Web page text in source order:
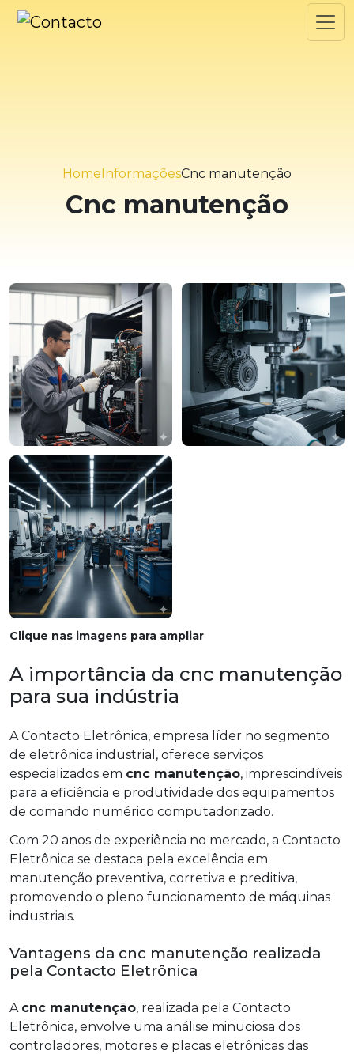
HomeInformaçõesCnc manutenção
Cnc manutenção
Clique nas imagens para ampliar
A importância da cnc manutenção
para sua indústria
A Contacto Eletrônica, empresa líder no segmento
de eletrônica industrial, oferece serviços
especializados em cnc manutenção, imprescindíveis
para a eficiência e produtividade dos equipamentos
de comando numérico computadorizado.
Com 20 anos de experiência no mercado, a Contacto
Eletrônica se destaca pela excelência em
manutenção preventiva, corretiva e preditiva,
promovendo o pleno funcionamento de máquinas
industriais.
Vantagens da cnc manutenção realizada
pela Contacto Eletrônica
A cnc manutenção, realizada pela Contacto
Eletrônica, envolve uma análise minuciosa dos
controladores, motores e placas eletrônicas das